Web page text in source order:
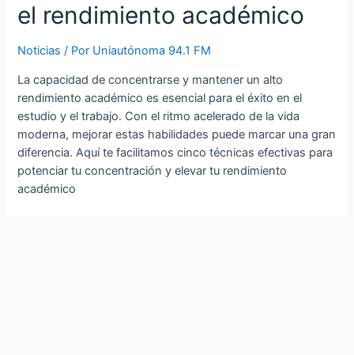
el rendimiento académico
Noticias / Por Uniautónoma 94.1 FM
La capacidad de concentrarse y mantener un alto
rendimiento académico es esencial para el éxito en el
estudio y el trabajo. Con el ritmo acelerado de la vida
moderna, mejorar estas habilidades puede marcar una gran
diferencia. Aquí te facilitamos cinco técnicas efectivas para
potenciar tu concentración y elevar tu rendimiento
académico